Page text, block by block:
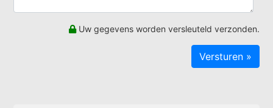
Uw gegevens worden versleuteld verzonden.